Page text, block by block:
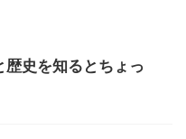
歴史を知るとちょっ